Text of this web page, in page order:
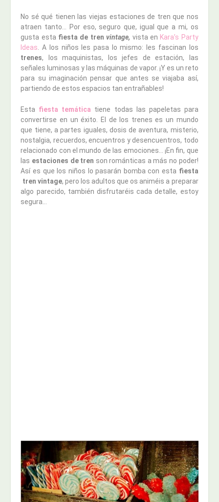
No sé qué tienen las viejas estaciones de tren que nos
atraen tanto… Por eso, seguro que, igual que a mi, os
gusta esta fiesta de trenvintage, vista en Kara’s Party
Ideas . A los niños les pasa lo mismo: les fascinan los
trenes, los maquinistas, los jefes de estación, las
señales luminosas y las máquinas de vapor. ¡Y es un reto
para su imaginación pensar que antes se viajaba así,
partiendo de estos espacios tan entrañables!
Esta fiesta temática tiene todas las papeletas para
convertirse en un éxito. El de los trenes es un mundo
que tiene, a partes iguales, dosis de aventura, misterio,
nostalgia, recuerdos, encuentros y desencuentros, todo
relacionado con el mundo de las emociones… ¡En fin, que
las estaciones de tren son románticas a más no poder!
Así es que los niños lo pasarán bomba con esta fiesta
tren vintage, pero los adultos que os animéis a preparar
algo parecido, también disfrutaréis cada detalle, estoy
segura…